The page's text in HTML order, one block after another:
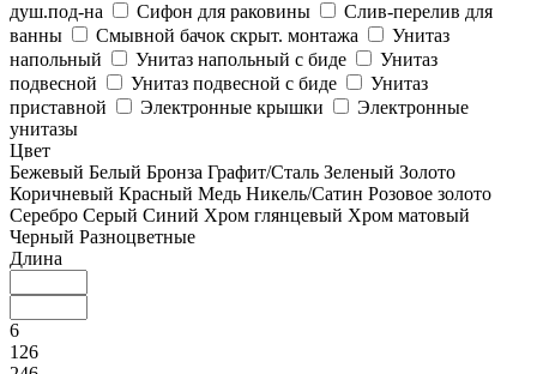
душ.под-на
Сифон для раковины
Слив-перелив для
ванны
Смывной бачок скрыт. монтажа
Унитаз
напольный
Унитаз напольный с биде
Унитаз
подвесной
Унитаз подвесной с биде
Унитаз
приставной
Электронные крышки
Электронные
унитазы
Цвет
Бежевый Белый Бронза Графит/Сталь Зеленый Золото
Коричневый Красный Медь Никель/Сатин Розовое золото
Серебро Серый Синий Хром глянцевый Хром матовый
Черный Разноцветные
Длина
6
126